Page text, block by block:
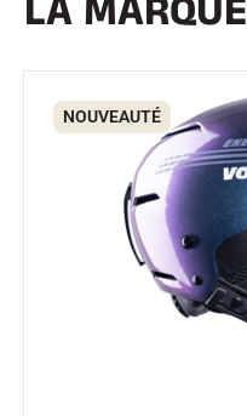
NOUVEAUTÉ